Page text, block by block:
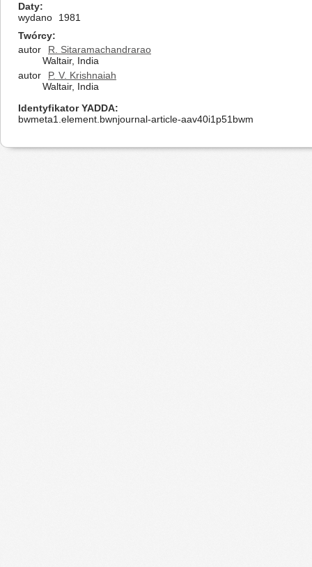
Daty
wydano
1981
Twórcy
autor
R. Sitaramachandrarao
Waltair, India
autor
P. V. Krishnaiah
Waltair, India
Identyfikator YADDA
bwmeta1.element.bwnjournal-article-aav40i1p51bwm